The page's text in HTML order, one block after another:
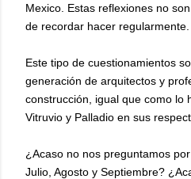
Mexico. Estas reflexiones no
de recordar hacer regularmente.
Este tipo de cuestionamientos
generación de arquitectos y
construcción, igual que como lo
Vitruvio y Palladio en sus
¿Acaso no nos preguntamos
Julio, Agosto y Septiembre?